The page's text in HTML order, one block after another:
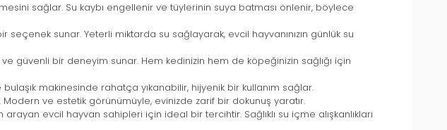
sağlar. Su kaybı engellenir ve tüylerinin suya batması önlenir, böylece
sunar. Yeterli miktarda su sağlayarak, evcil hayvanınızın günlük su
güvenli bir deneyim sunar. Hem kedinizin hem de köpeğinizin sağlığı için
makinesinde rahatça yıkanabilir, hijyenik bir kullanım sağlar.
ve estetik görünümüyle, evinizde zarif bir dokunuş yaratır.
evcil hayvan sahipleri için ideal bir tercihtir. Sağlıklı su içme alışkanlıkları